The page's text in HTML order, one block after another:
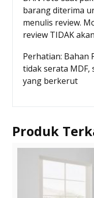
barang diterima
menulis review.
review TIDAK
Perhatian: Bahan
tidak serata MDF,
yang berkerut
Produk